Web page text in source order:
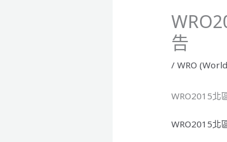
告
/WRO
WRO2015北
WRO2015北